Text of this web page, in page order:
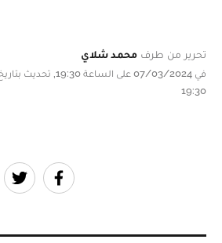
تحرير من طرف محمد شلاي
19:30